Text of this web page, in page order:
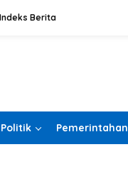
Indeks Berita
Politik Pemerintahan